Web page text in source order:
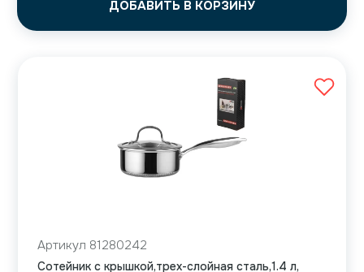
ДОБАВИТЬ В КОРЗИНУ
Артикул 81280242
Сотейник с крышкой,трех-слойная сталь,1.4 л,